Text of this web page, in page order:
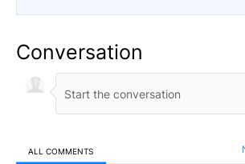
Conversation
ALL COMMENTS